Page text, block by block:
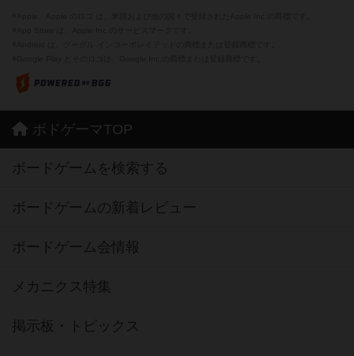
ボドゲーマTOP
ボードゲームを検索する
ボードゲームの新着レビュー
ボードゲーム会情報
メカニクス特集
掲示板・トピックス